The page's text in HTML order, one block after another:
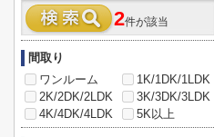
2件が該当
間取り
ワンルーム
1K/1DK/1LDK
2K/2DK/2LDK
3K/3DK/3LDK
4K/4DK/4LDK
5K以上